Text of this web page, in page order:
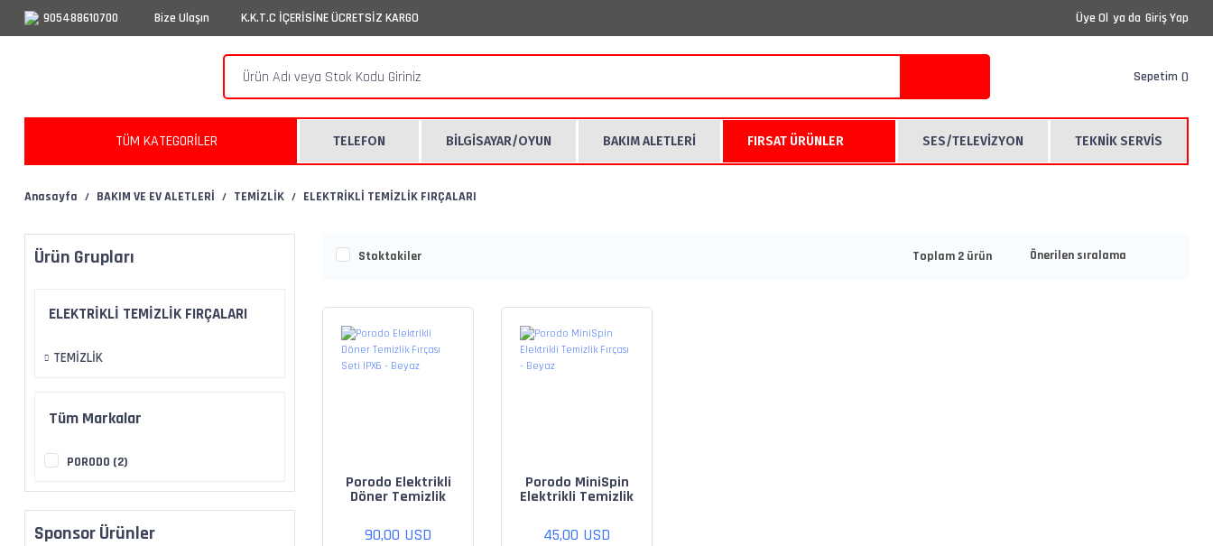
905488610700 Bize Ulaşın K.K.T.C İÇERİSİNE ÜCRETSİZ KARGO Üye Ol ya da Giriş Yap
Sepetim
TÜM KATEGORİLER TELEFON BİLGİSAYAR/OYUN BAKIM ALETLERİ FIRSAT ÜRÜNLER SES/TELEVİZYON TEKNİK SERVİS
Anasayfa BAKIM VE EV ALETLERİ TEMİZLİK ELEKTRİKLİ TEMİZLİK FIRÇALARI
Ürün Grupları
ELEKTRİKLİ TEMİZLİK FIRÇALARI
TEMİZLİK
Tüm Markalar
PORODO (2)
Sponsor Ürünler
Stoktakiler Toplam 2 ürün
Porodo Elektrikli
Döner Temizlik
Beyaz
90,00 USD
Porodo MiniSpin
Elektrikli Temizlik
45,00 USD